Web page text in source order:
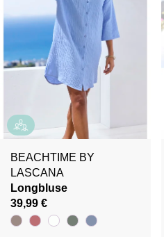
BEACHTIME BY
LASCANA
Longbluse
39,99 €